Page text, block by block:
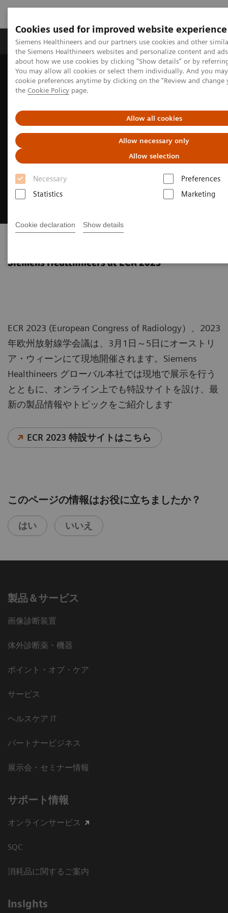
Cookies used for improved website experience
Siemens Healthineers and our partners use cookies and other
the Siemens Healthineers websites and personalize content and
about how we use cookies by clicking "Show details" or by
You may allow all cookies or select them individually. And you
cookie preferences anytime by clicking on the "Review and
the Cookie Policy page.
Allow all cookies
Allow necessary only
Allow selection
Necessary
Preferences
Statistics
Marketing
Cookie declaration Show details
製品＆サービス サポート情報 Insights
ホーム
イベント＆マガジン
セミナー・学会展示会参画情報
ECR 2023
Siemens Healthineers at ECR 2023
ECR 2023 (European Congress of Radiology）、2023
年欧州放射線学会議は、3月1日～5日にオーストリ
ア・ウィーンにて現地開催されます。Siemens
Healthineers グローバル本社では現地で展示を行う
とともに、オンライン上でも特設サイトを設け、最
新の製品情報やトピックをご紹介します
ECR 2023 特設サイトはこちら
このページの情報はお役に立ちましたか？
はい いいえ
製品＆サービス
画像診断装置
体外診断薬・機器
ポイント・オブ・ケア
サービス
ヘルスケア IT
パートナービジネス
展示会・セミナー情報
サポート情報
オンラインサービス
SQC
消耗品に関するご案内
Insights